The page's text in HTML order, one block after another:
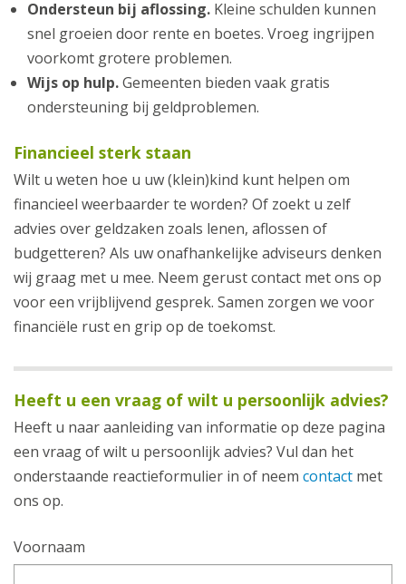
Ondersteun bij aflossing. Kleine schulden kunnen
snel groeien door rente en boetes. Vroeg ingrijpen
voorkomt grotere problemen.
Wijs op hulp.Gemeenten bieden vaak gratis
ondersteuning bij geldproblemen.
Financieel sterk staan
Wilt u weten hoe u uw (klein)kind kunt helpen om
financieel weerbaarder te worden? Of zoekt u zelf
advies over geldzaken zoals lenen, aflossen of
budgetteren? Als uw onafhankelijke adviseurs denken
wij graag met u mee. Neem gerust contact met ons op
voor een vrijblijvend gesprek. Samen zorgen we voor
financiële rust en grip op de toekomst.
Heeft u een vraag of wilt u persoonlijk advies?
Heeft u naar aanleiding van informatie op deze pagina
een vraag of wilt u persoonlijk advies? Vul dan het
onderstaande reactieformulier in of neem contact met
ons op.
Voornaam